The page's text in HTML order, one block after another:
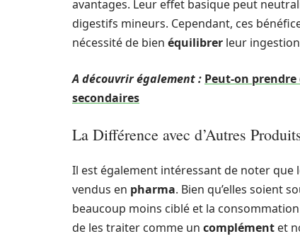
avantages. Leur effet basique peut
digestifs mineurs. Cependant, ces
nécessité de bien équilibrer leur
A découvrir également : Peut-on prendre
secondaires
La Différence avec d’Autres
Il est également intéressant de noter que
vendus en pharma. Bien qu’elles soient
beaucoup moins ciblé et la
de les traiter comme un complément et